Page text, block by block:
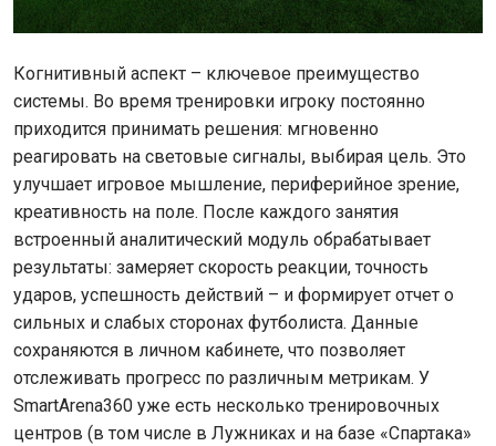
Когнитивный аспект – ключевое преимущество
системы. Во время тренировки игроку постоянно
приходится принимать решения: мгновенно
реагировать на световые сигналы, выбирая цель. Это
улучшает игровое мышление, периферийное зрение,
креативность на поле. После каждого занятия
встроенный аналитический модуль обрабатывает
результаты: замеряет скорость реакции, точность
ударов, успешность действий – и формирует отчет о
сильных и слабых сторонах футболиста. Данные
сохраняются в личном кабинете, что позволяет
отслеживать прогресс по различным метрикам. У
SmartArena360 уже есть несколько тренировочных
центров (в том числе в Лужниках и на базе «Спартака»